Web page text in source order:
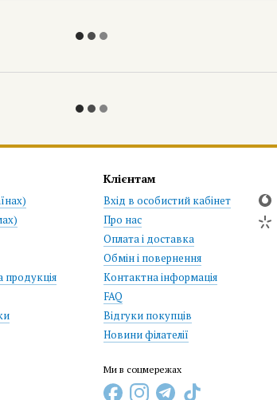
продукція
Клієнтам
Вхід в особистий кабінет
Про нас
Оплата і доставка
Обмін і повернення
Контактна інформація
FAQ
Відгуки покупців
Новини філателії
Ми в соцмережах